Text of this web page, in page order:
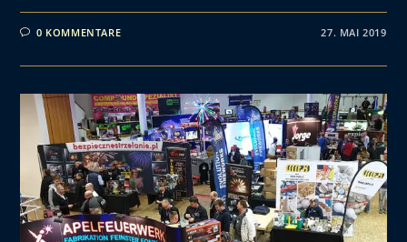
0 KOMMENTARE 27. MAI 2019